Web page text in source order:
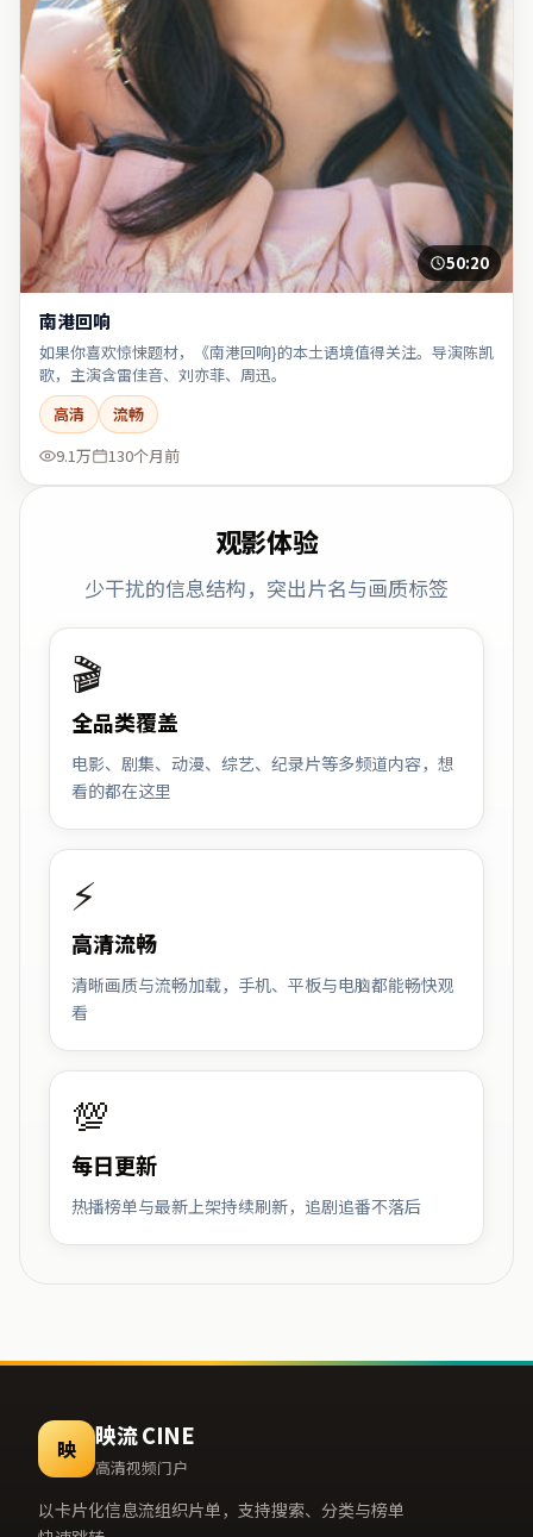
50:20
南港回响
如果你喜欢惊悚题材，《南港回响}的本土语境值得关注。导演陈凯
歌，主演含雷佳音、刘亦菲、周迅。
高清
流畅
9.1万
130个月前
观影体验
少干扰的信息结构，突出片名与画质标签
🎬
全品类覆盖
电影、剧集、动漫、综艺、纪录片等多频道内容，想
看的都在这里
⚡
高清流畅
清晰画质与流畅加载，手机、平板与电脑都能畅快观
看
💯
每日更新
热播榜单与最新上架持续刷新，追剧追番不落后
映 映流 CINE
高清视频门户
以卡片化信息流组织片单，支持搜索、分类与榜单